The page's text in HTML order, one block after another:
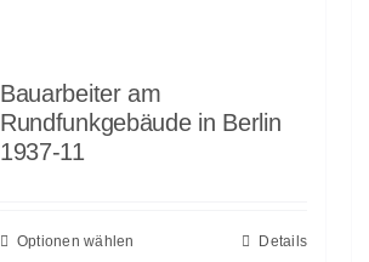
Bauarbeiter am
Rundfunkgebäude in Berlin
1937-11
Optionen wählen Details